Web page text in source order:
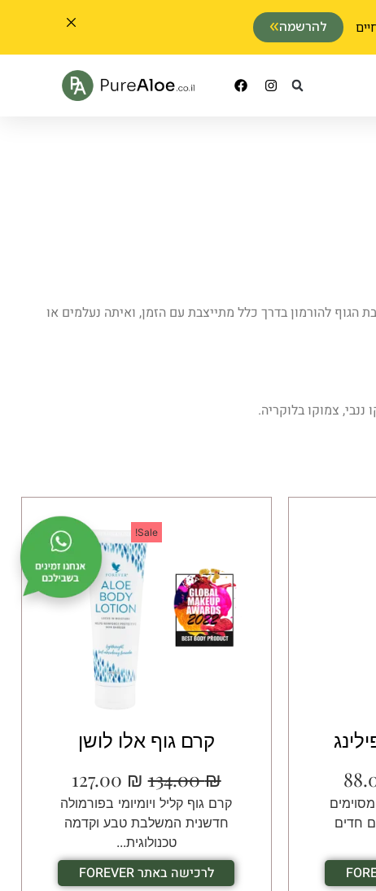
להרשמה
הגוף להורמון בדרך כלל מתייצבת עם הזמן, ואיתה נעלמים או
צמוקו בלוקריה.
חדים
Sale!
קרם גוף אלו לושן
134.00₪
127.00 ₪
קרם גוף קליל ויומיומי בפורמולה
חדשנית המשלבת טבע וקדמה
טכנולוגית...
לרכישה באתר FOREVER